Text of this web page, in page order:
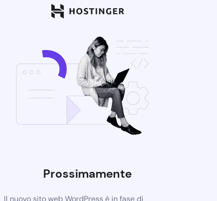
Prossimamente
Il nuovo sito web WordPress è in fase di